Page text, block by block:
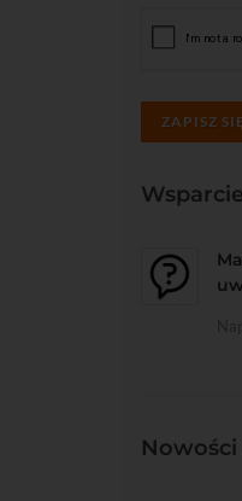
ZAPISZ SIĘ
Wsparcie